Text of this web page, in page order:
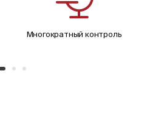
Многократный контроль